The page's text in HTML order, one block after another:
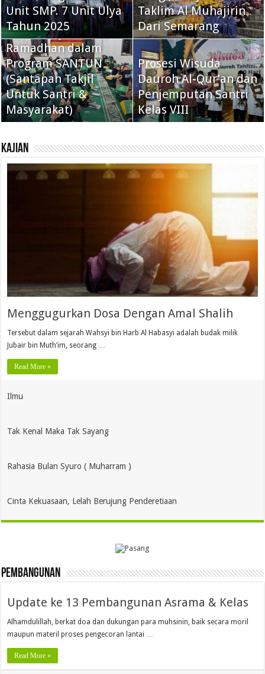
Unit SMP. 7 Unit Ulya
Tahun 2025
Taklim Al Muhajirin
Dari Semarang
Tebar Takjil
Ramadhan dalam
Program SANTUN
(Santapan Takjil
Untuk Santri &
Masyarakat)
Prosesi Wisuda
Dauroh Al-Qur’an dan
Penjemputan Santri
Kelas VIII
KAJIAN
Menggugurkan Dosa Dengan Amal Shalih
Tersebut dalam sejarah Wahsyi bin Harb Al Habasyi adalah budak milik
Jubair bin Muth’im, seorang …
Read More »
Ilmu
Tak Kenal Maka Tak Sayang
Rahasia Bulan Syuro ( Muharram )
Cinta Kekuasaan, Lelah Berujung Penderetiaan
PEMBANGUNAN
Update ke 13 Pembangunan Asrama & Kelas
Alhamdulillah, berkat doa dan dukungan para muhsinin, baik secara moril
maupun materil proses pengecoran lantai …
Read More »